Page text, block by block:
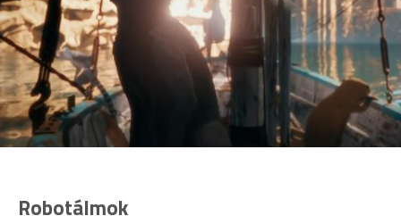
Robotálmok